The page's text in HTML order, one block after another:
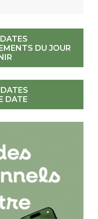
DU JOUR
DATE